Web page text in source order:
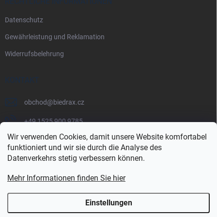
Wir verwenden Cookies, damit unsere Website komfortabel
funktioniert und wir sie durch die Analyse des
Datenverkehrs stetig verbessern können.
Mehr Informationen finden Sie hier
Einstellungen
Datenschutz
Gewährleistung und Reklamation
Widerrufsbelehrung
KONTAKT
obchod@biedrax.cz
+49 1525 900 9785